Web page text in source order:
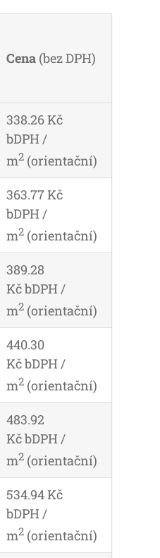
Cena (bez DPH)
338.26 Kč
bDPH /
m2 (orientační)
363.77 Kč
bDPH /
m2 (orientační)
389.28
Kč bDPH /
m2 (orientační)
440.30
Kč bDPH /
m2 (orientační)
483.92
Kč bDPH /
m2 (orientační)
534.94 Kč
bDPH /
m2 (orientační)